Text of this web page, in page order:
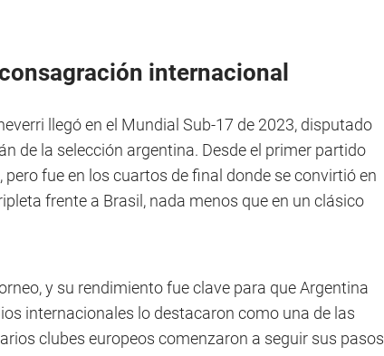
internacional
llegó en el Mundial Sub-17 de 2023, disputado
de la selección argentina. Desde el primer partido
fue en los cuartos de final donde se convirtió en
frente a Brasil, nada menos que en un clásico
y su rendimiento fue clave para que Argentina
internacionales lo destacaron como una de las
clubes europeos comenzaron a seguir sus pasos